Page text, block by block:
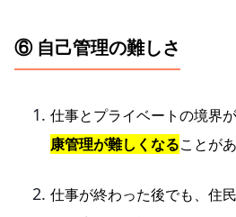
⑥ 自己管理の難しさ
仕事とプライベートの境界が
康管理が難しくなることが
仕事が終わった後でも、住